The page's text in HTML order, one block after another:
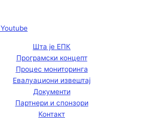
Youtube
Шта је ЕПК
Програмски концепт
Процес мониторинга
Евалуациони извештај
Документи
Партнери и спонзори
Контакт